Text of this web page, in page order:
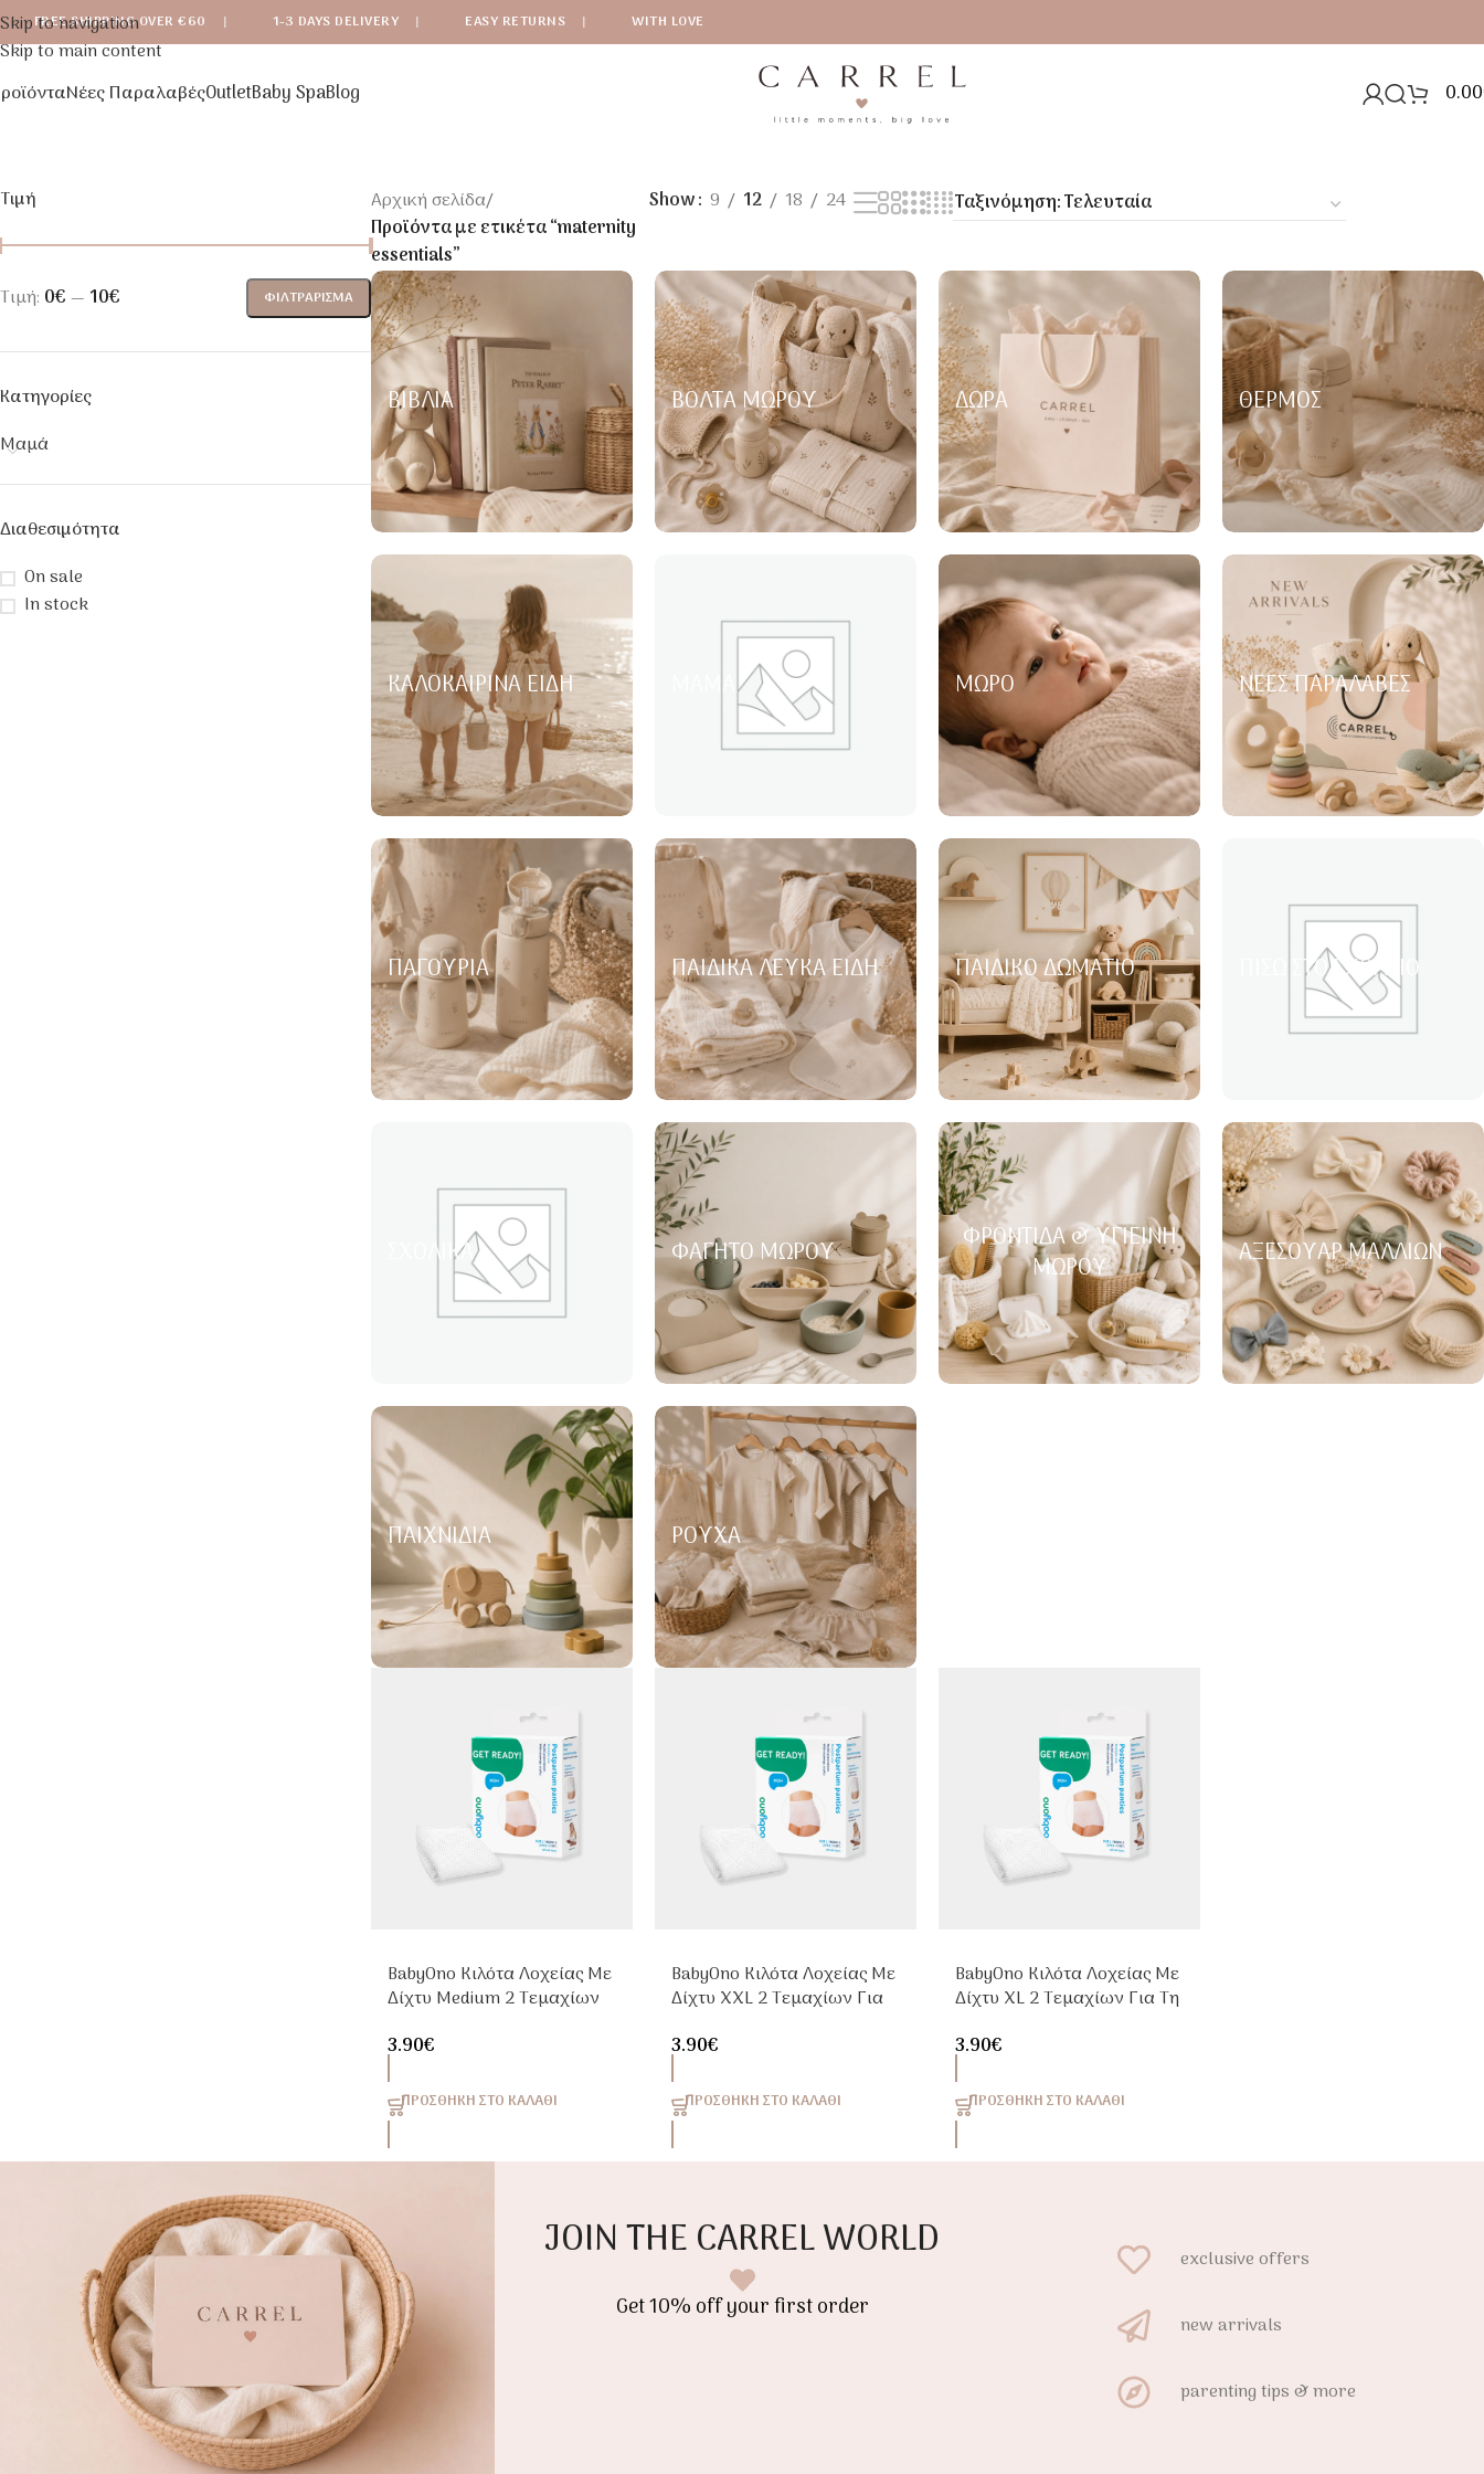
Skip to navigation
Skip to main content
FREE SHIPPING OVER €60 | 1-3 DAYS DELIVERY | EASY RETURNS | WITH LOVE
Νέες ΠαραλαβέςOutletBaby SpaBlog 0.00
Τιμή
ΦΙΛΤΡΆΡΙΣΜΑ
Τιμή: 0€— 10€
Κατηγορίες
Μαμά
Διαθεσιμότητα
On sale
In stock
Αρχική σελίδα/
Προϊόντα με ετικέτα “maternity
essentials”
Show 9 12 18 24
ΒΙΒΛΊΑ ΒΌΛΤΑ ΜΩΡΟΎ ΔΏΡΑ ΘΕΡΜΌΣ
ΚΑΛΟΚΑΙΡΙΝΑ ΕΊΔΗ ΜΩΡΌ ΝΈΕΣ ΠΑΡΑΛΑΒΈΣ
ΠΑΓΟΎΡΙΑ ΠΑΙΔΙΚΆ ΛΕΥΚΆ ΕΊΔΗ ΠΑΙΔΙΚΌ ΔΩΜΆΤΙΟ ΠΊΣΩ ΣΤΟ ΣΧΟΛΕΊΟ
ΣΧΟΛΙΚΆ ΦΑΓΗΤΌ ΜΩΡΟΎ
ΦΡΟΝΤΊΔΑ & ΥΓΙΕΙΝΉ
ΜΩΡΟΎ
ΑΞΕΣΟΥΆΡ ΜΑΛΛΙΏΝ
ΠΑΙΧΝΊΔΙΑ ΡΟΎΧΑ
BabyOno Κιλότα Λοχείας Με
Δίχτυ Medium 2 Τεμαχίων
3.90€
ΠΡΟΣΘΉΚΗ ΣΤΟ ΚΑΛΆΘΙ
BabyOno Κιλότα Λοχείας Με
Δίχτυ XXL 2 Τεμαχίων Για
3.90€
ΠΡΟΣΘΉΚΗ ΣΤΟ ΚΑΛΆΘΙ
BabyOno Κιλότα Λοχείας Με
Δίχτυ XL 2 Τεμαχίων Για Τη
3.90€
ΠΡΟΣΘΉΚΗ ΣΤΟ ΚΑΛΆΘΙ
JOIN THE CARREL WORLD
Get 10% off your first order
exclusive offers
new arrivals
parenting tips & more